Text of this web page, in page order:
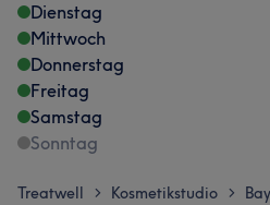
Dienstag
Mittwoch
Donnerstag
Freitag
Samstag
Sonntag
Treatwell > Kosmetikstudio >